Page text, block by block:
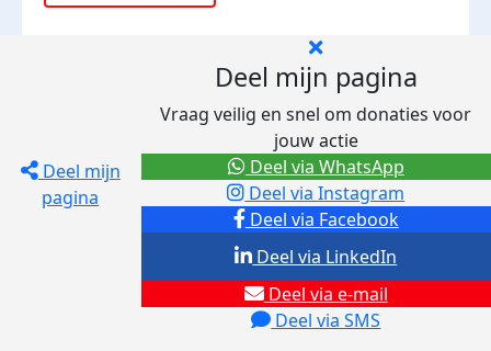
Deel mijn
pagina
Deel mijn pagina
Vraag veilig en snel om donaties voor
jouw actie
Deel via Facebook
Deel via Instagram
Deel via e-mail
Deel via SMS
Deel via LinkedIn
Deel via WhatsApp